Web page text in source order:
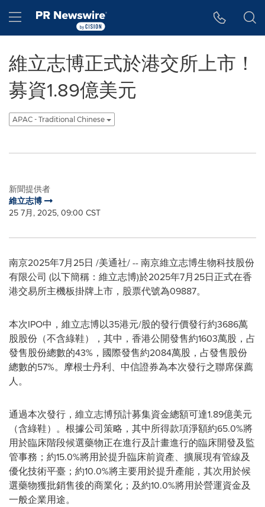
Hamburger menu
維立志博正式於港交所上市！
募資1.89億美元
APAC - Traditional Chinese
新聞提供者
維立志博
25 7月, 2025, 09:00 CST
南京2025年7月25日 /美通社/ -- 南京維立志博生物科技股份
有限公司 (以下簡稱：維立志博)於2025年7月25日正式在香
港交易所主機板掛牌上市，股票代號為09887。
本次IPO中，維立志博以35港元/股的發行價發行約3686萬
股股份（不含綠鞋），其中，香港公開發售約1603萬股，占
發售股份總數的43%，國際發售約2084萬股，占發售股份
總數的57%。摩根士丹利、中信證券為本次發行之聯席保薦
人。
通過本次發行，維立志博預計募集資金總額可達1.89億美元
（含綠鞋）。根據公司策略，其中所得款項淨額約65.0%將
用於臨床階段候選藥物正在進行及計畫進行的臨床開發及監
管事務；約15.0%將用於提升臨床前資產、擴展現有管線及
優化技術平臺；約10.0%將主要用於提升產能，其次用於候
選藥物獲批銷售後的商業化；及約10.0%將用於營運資金及
一般企業用途。